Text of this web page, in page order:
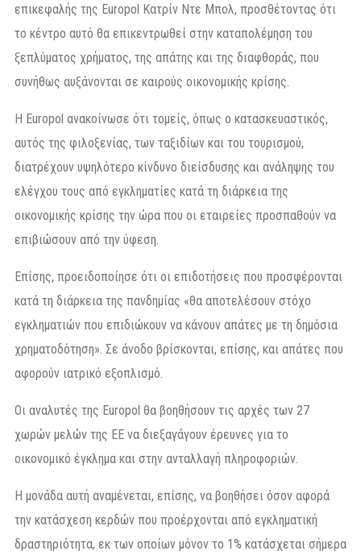
επικεφαλής της Europol Κατρίν Ντε Μπολ, προσθέτοντας ότι
το κέντρο αυτό θα επικεντρωθεί στην καταπολέμηση του
ξεπλύματος χρήματος, της απάτης και της διαφθοράς, που
συνήθως αυξάνονται σε καιρούς οικονομικής κρίσης.
Η Europol ανακοίνωσε ότι τομείς, όπως ο κατασκευαστικός,
αυτός της φιλοξενίας, των ταξιδίων και του τουρισμού,
διατρέχουν υψηλότερο κίνδυνο διείσδυσης και ανάληψης του
ελέγχου τους από εγκληματίες κατά τη διάρκεια της
οικονομικής κρίσης την ώρα που οι εταιρείες προσπαθούν να
επιβιώσουν από την ύφεση.
Επίσης, προειδοποίησε ότι οι επιδοτήσεις που προσφέρονται
κατά τη διάρκεια της πανδημίας «θα αποτελέσουν στόχο
εγκληματιών που επιδιώκουν να κάνουν απάτες με τη δημόσια
χρηματοδότηση». Σε άνοδο βρίσκονται, επίσης, και απάτες που
αφορούν ιατρικό εξοπλισμό.
Οι αναλυτές της Europol θα βοηθήσουν τις αρχές των 27
χωρών μελών της ΕΕ να διεξαγάγουν έρευνες για το
οικονομικό έγκλημα και στην ανταλλαγή πληροφοριών.
Η μονάδα αυτή αναμένεται, επίσης, να βοηθήσει όσον αφορά
την κατάσχεση κερδών που προέρχονται από εγκληματική
δραστηριότητα, εκ των οποίων μόνον το 1% κατάσχεται σήμερα